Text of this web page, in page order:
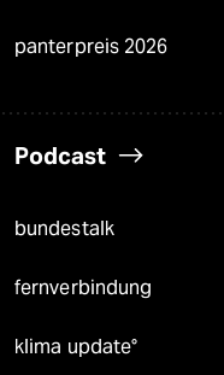
panterpreis 2026
Podcast
bundestalk
fernverbindung
klima update°